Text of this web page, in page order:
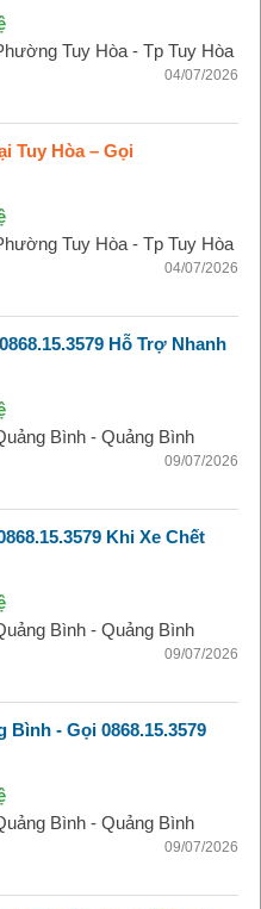
Tuy Hòa - Tp Tuy Hòa
04/07/2026
Tuy Hòa – Gọi
Tuy Hòa - Tp Tuy Hòa
04/07/2026
Hỗ Trợ Nhanh
Bình - Quảng Bình
09/07/2026
Khi Xe Chết
Bình - Quảng Bình
09/07/2026
- Gọi 0868.15.3579
Bình - Quảng Bình
09/07/2026